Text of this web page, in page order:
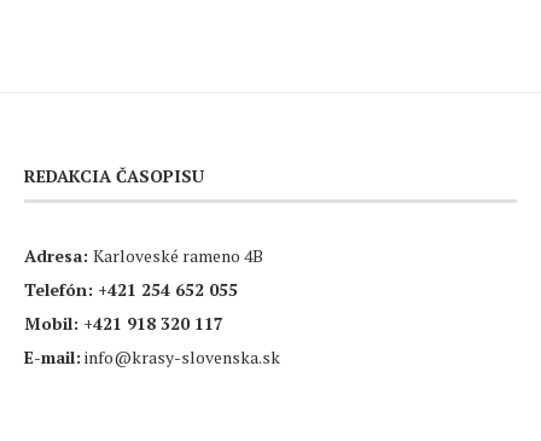
REDAKCIA ČASOPISU
Adresa: Karloveské rameno 4B
Telefón: +421 254 652 055
Mobil: +421 918 320 117
E-mail: info@krasy-slovenska.sk